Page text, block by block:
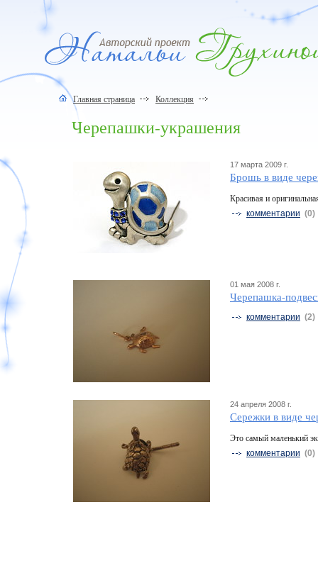
Главная страница Коллекция
Черепашки-украшения
17 марта 2009 г.
Брошь в виде
Красивая и
комментарии (0)
01 мая 2008 г.
Черепашка-
комментарии (2)
24 апреля 2008 г.
Сережки в виде
Это самый маленький
комментарии (0)